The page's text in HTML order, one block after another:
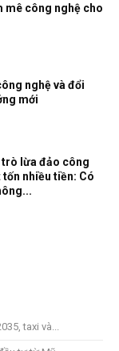
mê công nghệ cho
nghệ và đổi
mới
trò lừa đảo công
nhiều tiền: Có
taxi và...